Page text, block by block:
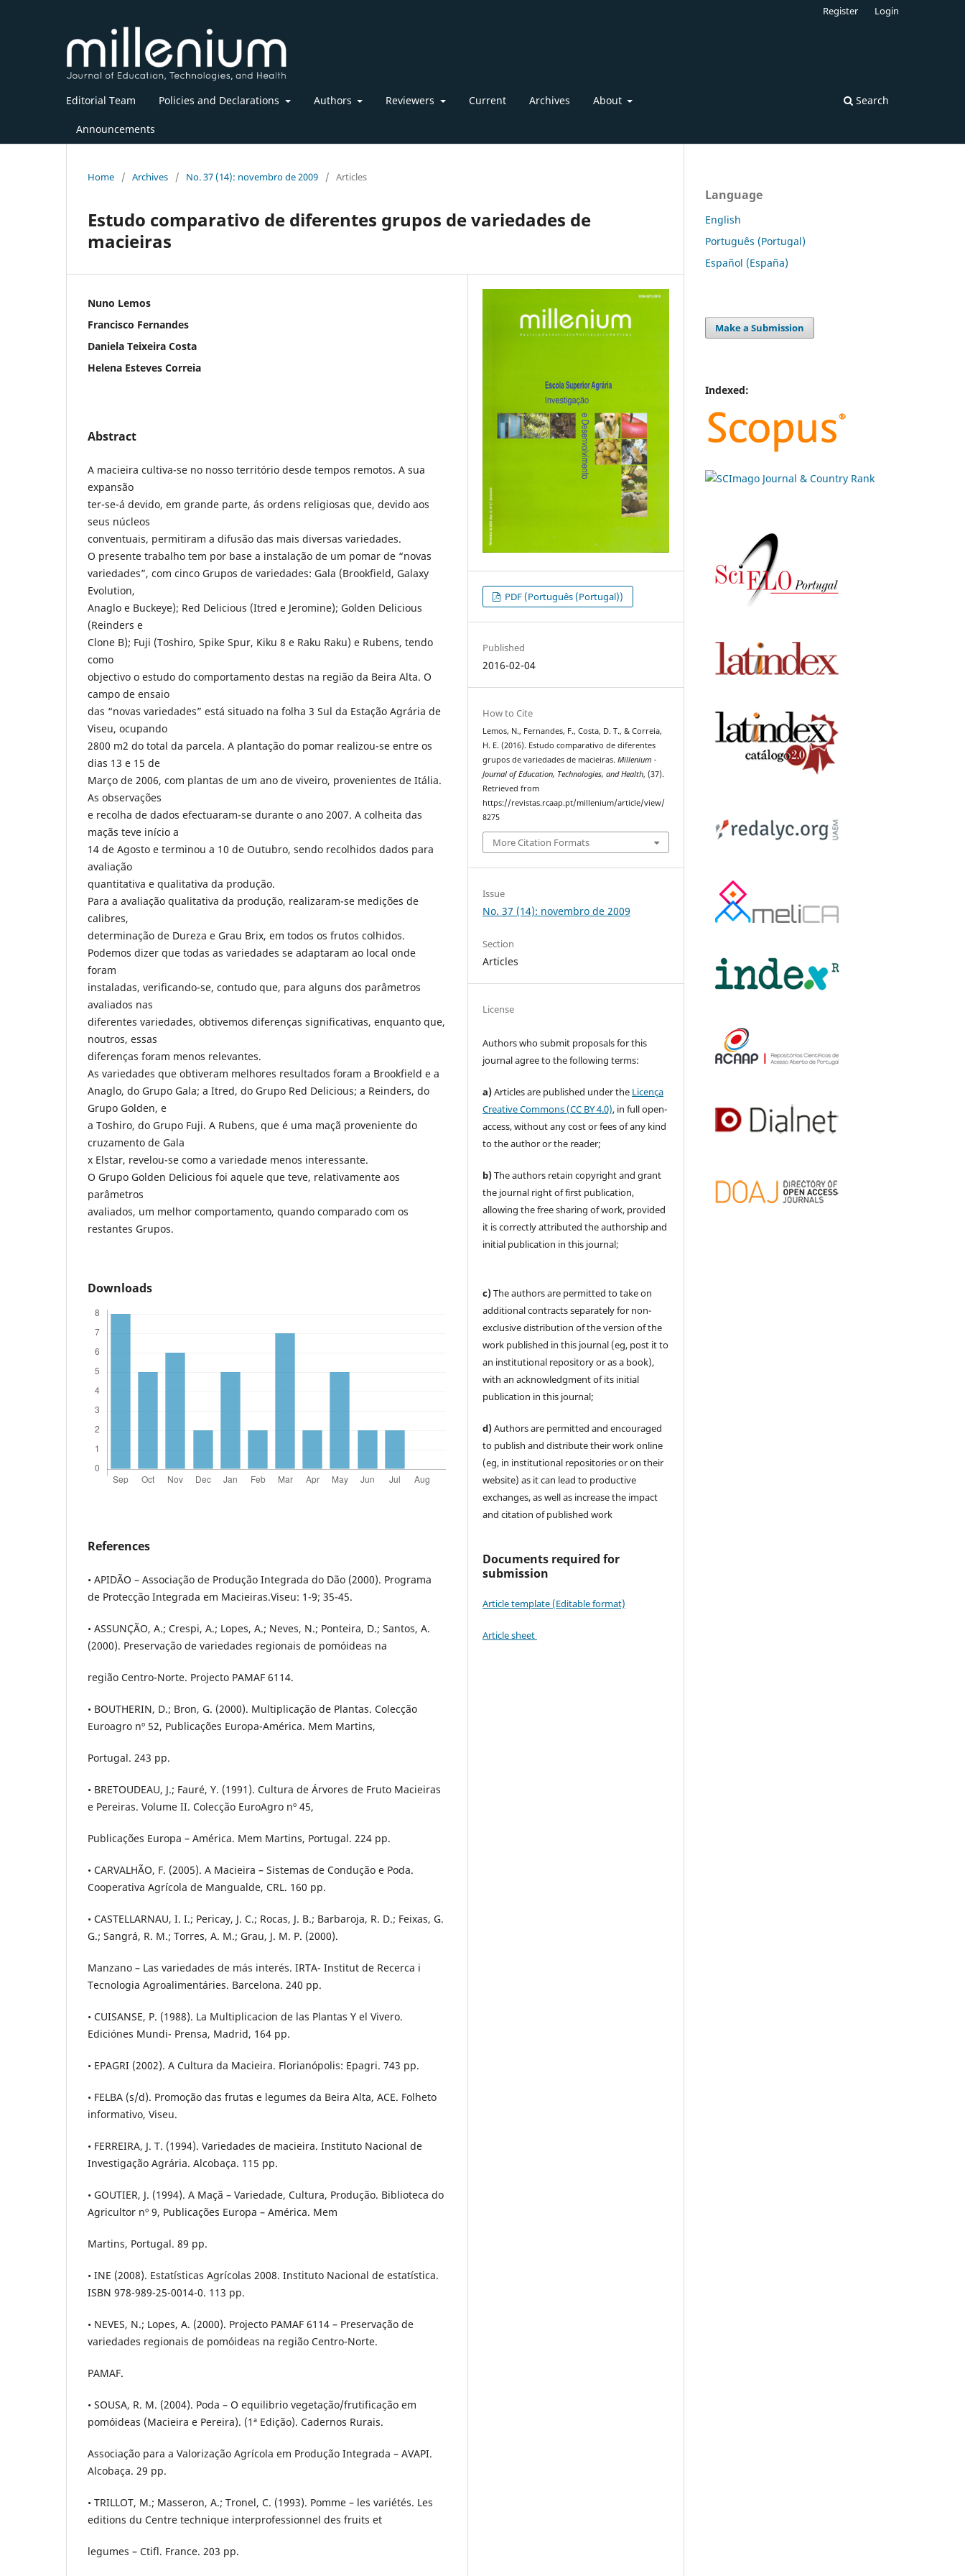
Editorial Team Policies and Declarations Authors Reviewers Current Archives About
Announcements
Search
Register Login
Home / Archives / No. 37 (14): novembro de 2009 / Articles
Estudo comparativo de diferentes grupos de variedades de
macieiras
Nuno Lemos
Francisco Fernandes
Daniela Teixeira Costa
Helena Esteves Correia
Abstract
A macieira cultiva-se no nosso território desde tempos remotos. A sua
expansão
ter-se-á devido, em grande parte, ás ordens religiosas que, devido aos
seus núcleos
conventuais, permitiram a difusão das mais diversas variedades.
O presente trabalho tem por base a instalação de um pomar de “novas
variedades”, com cinco Grupos de variedades: Gala (Brookfield, Galaxy
Evolution,
Anaglo e Buckeye); Red Delicious (Itred e Jeromine); Golden Delicious
(Reinders e
Clone B); Fuji (Toshiro, Spike Spur, Kiku 8 e Raku Raku) e Rubens, tendo
como
objectivo o estudo do comportamento destas na região da Beira Alta. O
campo de ensaio
das “novas variedades” está situado na folha 3 Sul da Estação Agrária de
Viseu, ocupando
2800 m2 do total da parcela. A plantação do pomar realizou-se entre os
dias 13 e 15 de
Março de 2006, com plantas de um ano de viveiro, provenientes de Itália.
As observações
e recolha de dados efectuaram-se durante o ano 2007. A colheita das
maçãs teve início a
14 de Agosto e terminou a 10 de Outubro, sendo recolhidos dados para
avaliação
quantitativa e qualitativa da produção.
Para a avaliação qualitativa da produção, realizaram-se medições de
calibres,
determinação de Dureza e Grau Brix, em todos os frutos colhidos.
Podemos dizer que todas as variedades se adaptaram ao local onde
foram
instaladas, verificando-se, contudo que, para alguns dos parâmetros
avaliados nas
diferentes variedades, obtivemos diferenças significativas, enquanto que,
noutros, essas
diferenças foram menos relevantes.
As variedades que obtiveram melhores resultados foram a Brookfield e a
Anaglo, do Grupo Gala; a Itred, do Grupo Red Delicious; a Reinders, do
Grupo Golden, e
a Toshiro, do Grupo Fuji. A Rubens, que é uma maçã proveniente do
cruzamento de Gala
x Elstar, revelou-se como a variedade menos interessante.
O Grupo Golden Delicious foi aquele que teve, relativamente aos
parâmetros
avaliados, um melhor comportamento, quando comparado com os
restantes Grupos.
Downloads
References
• APIDÃO – Associação de Produção Integrada do Dão (2000). Programa
de Protecção Integrada em Macieiras.Viseu: 1-9; 35-45.
• ASSUNÇÃO, A.; Crespi, A.; Lopes, A.; Neves, N.; Ponteira, D.; Santos, A.
(2000). Preservação de variedades regionais de pomóideas na
região Centro-Norte. Projecto PAMAF 6114.
• BOUTHERIN, D.; Bron, G. (2000). Multiplicação de Plantas. Colecção
Euroagro nº 52, Publicações Europa-América. Mem Martins,
Portugal. 243 pp.
• BRETOUDEAU, J.; Fauré, Y. (1991). Cultura de Árvores de Fruto Macieiras
e Pereiras. Volume II. Colecção EuroAgro nº 45,
Publicações Europa – América. Mem Martins, Portugal. 224 pp.
• CARVALHÃO, F. (2005). A Macieira – Sistemas de Condução e Poda.
Cooperativa Agrícola de Mangualde, CRL. 160 pp.
• CASTELLARNAU, I. I.; Pericay, J. C.; Rocas, J. B.; Barbaroja, R. D.; Feixas, G.
G.; Sangrá, R. M.; Torres, A. M.; Grau, J. M. P. (2000).
Manzano – Las variedades de más interés. IRTA- Institut de Recerca i
Tecnologia Agroalimentáries. Barcelona. 240 pp.
• CUISANSE, P. (1988). La Multiplicacion de las Plantas Y el Vivero.
Ediciónes Mundi- Prensa, Madrid, 164 pp.
• EPAGRI (2002). A Cultura da Macieira. Florianópolis: Epagri. 743 pp.
• FELBA (s/d). Promoção das frutas e legumes da Beira Alta, ACE. Folheto
informativo, Viseu.
• FERREIRA, J. T. (1994). Variedades de macieira. Instituto Nacional de
Investigação Agrária. Alcobaça. 115 pp.
• GOUTIER, J. (1994). A Maçã – Variedade, Cultura, Produção. Biblioteca do
Agricultor nº 9, Publicações Europa – América. Mem
Martins, Portugal. 89 pp.
• INE (2008). Estatísticas Agrícolas 2008. Instituto Nacional de estatística.
ISBN 978-989-25-0014-0. 113 pp.
• NEVES, N.; Lopes, A. (2000). Projecto PAMAF 6114 – Preservação de
variedades regionais de pomóideas na região Centro-Norte.
PAMAF.
• SOUSA, R. M. (2004). Poda – O equilibrio vegetação/frutificação em
pomóideas (Macieira e Pereira). (1ª Edição). Cadernos Rurais.
Associação para a Valorização Agrícola em Produção Integrada – AVAPI.
Alcobaça. 29 pp.
• TRILLOT, M.; Masseron, A.; Tronel, C. (1993). Pomme – les variétés. Les
editions du Centre technique interprofessionnel des fruits et
legumes – Ctifl. France. 203 pp.
PDF (Português (Portugal))
Published
2016-02-04
How to Cite
Lemos, N., Fernandes, F., Costa, D. T., & Correia,
H. E. (2016). Estudo comparativo de diferentes
grupos de variedades de macieiras.Millenium -
Journal of Education, Technologies, and Health, (37).
Retrieved from
https://revistas.rcaap.pt/millenium/article/view/
8275
More Citation Formats
Issue
No. 37 (14): novembro de 2009
Section
Articles
License
Authors who submit proposals for this
journal agree to the following terms:
a)Articles are published under the Licença
Creative Commons (CC BY 4.0), in full open-
access, without any cost or fees of any kind
to the author or the reader;
b)The authors retain copyright and grant
the journal right of first publication,
allowing the free sharing of work, provided
it is correctly attributed the authorship and
initial publication in this journal;
c)The authors are permitted to take on
additional contracts separately for non-
exclusive distribution of the version of the
work published in this journal (eg, post it to
an institutional repository or as a book),
with an acknowledgment of its initial
publication in this journal;
d)Authors are permitted and encouraged
to publish and distribute their work online
(eg, in institutional repositories or on their
website) as it can lead to productive
exchanges, as well as increase the impact
and citation of published work
Documents required for
submission
Article template (Editable format)
Article sheet
Language
English
Português (Portugal)
Español (España)
Make a Submission
Indexed: